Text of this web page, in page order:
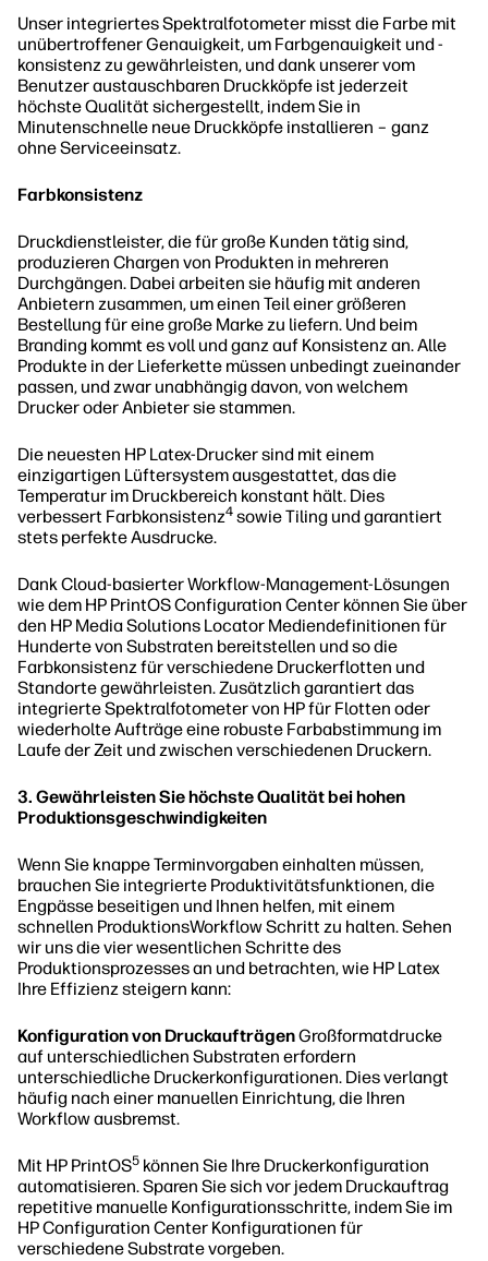
Unser integriertes Spektralfotometer misst die Farbe mit
unübertroffener Genauigkeit, um Farbgenauigkeit und -
konsistenz zu gewährleisten, und dank unserer vom
Benutzer austauschbaren Druckköpfe ist jederzeit
höchste Qualität sichergestellt, indem Sie in
Minutenschnelle neue Druckköpfe installieren – ganz
ohne Serviceeinsatz.
Farbkonsistenz
Druckdienstleister, die für große Kunden tätig sind,
produzieren Chargen von Produkten in mehreren
Durchgängen. Dabei arbeiten sie häufig mit anderen
Anbietern zusammen, um einen Teil einer größeren
Bestellung für eine große Marke zu liefern. Und beim
Branding kommt es voll und ganz auf Konsistenz an. Alle
Produkte in der Lieferkette müssen unbedingt zueinander
passen, und zwar unabhängig davon, von welchem
Drucker oder Anbieter sie stammen.
Die neuesten HP Latex-Drucker sind mit einem
einzigartigen Lüftersystem ausgestattet, das die
Temperatur im Druckbereich konstant hält. Dies
verbessert Farbkonsistenz4 sowie Tiling und garantiert
stets perfekte Ausdrucke.
Dank Cloud-basierter Workflow-Management-Lösungen
wie dem HP PrintOS Configuration Center können Sie über
den HP Media Solutions Locator Mediendefinitionen für
Hunderte von Substraten bereitstellen und so die
Farbkonsistenz für verschiedene Druckerflotten und
Standorte gewährleisten. Zusätzlich garantiert das
integrierte Spektralfotometer von HP für Flotten oder
wiederholte Aufträge eine robuste Farbabstimmung im
Laufe der Zeit und zwischen verschiedenen Druckern.
3. Gewährleisten Sie höchste Qualität bei hohen
Produktionsgeschwindigkeiten
Wenn Sie knappe Terminvorgaben einhalten müssen,
brauchen Sie integrierte Produktivitätsfunktionen, die
Engpässe beseitigen und Ihnen helfen, mit einem
schnellen ProduktionsWorkflow Schritt zu halten. Sehen
wir uns die vier wesentlichen Schritte des
Produktionsprozesses an und betrachten, wie HP Latex
Ihre Effizienz steigern kann:
Konfiguration von DruckaufträgenGroßformatdrucke
auf unterschiedlichen Substraten erfordern
unterschiedliche Druckerkonfigurationen. Dies verlangt
häufig nach einer manuellen Einrichtung, die Ihren
Workflow ausbremst.
Mit HP PrintOS5 können Sie Ihre Druckerkonfiguration
automatisieren. Sparen Sie sich vor jedem Druckauftrag
repetitive manuelle Konfigurationsschritte, indem Sie im
HP Configuration Center Konfigurationen für
verschiedene Substrate vorgeben.